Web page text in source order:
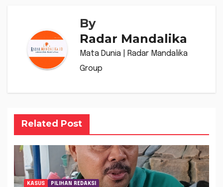
By
Radar Mandalika
Mata Dunia | Radar Mandalika
Group
Related Post
KASUS PILIHAN REDAKSI